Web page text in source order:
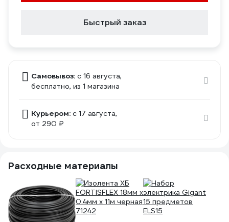
Быстрый заказ
Самовывоз: c 16 августа,
бесплатно, из 1 магазина
Курьером: c 17 августа,
от 290 ₽
Расходные материалы